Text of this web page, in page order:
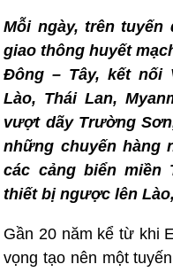
Mỗi ngày, trên tuyến
giao thông huyết
Đông – Tây, kết nối
Lào, Thái Lan,
vượt dãy Trường
những chuyến hàng
các cảng biển miền
thiết bị ngược lên
Gần 20 năm kể từ khi
vọng tạo nên một